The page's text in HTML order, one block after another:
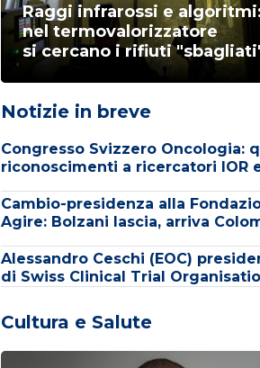
Raggi infrarossi e
nel termovalorizzatore
si cercano i rifiuti
Notizie in breve
Congresso Svizzero Oncologia:
riconoscimenti a ricercatori IOR
Cambio-presidenza alla
Agire: Bolzani lascia, arriva
Alessandro Ceschi (EOC)
di Swiss Clinical Trial
Cultura e Salute